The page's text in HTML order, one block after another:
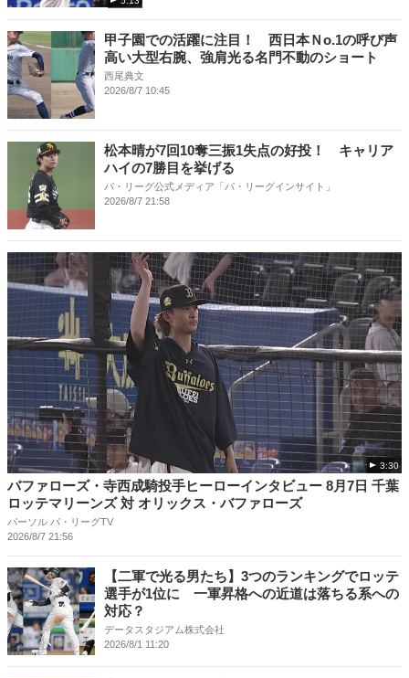
甲子園での活躍に注目！ 西日本Ｎo.1の呼び声
高い大型右腕、強肩光る名門不動のショート
西尾典文
2026/8/7 10:45
松本晴が7回10奪三振1失点の好投！ キャリア
ハイの7勝目を挙げる
パ・リーグ公式メディア「パ・リーグインサイト」
2026/8/7 21:58
3:30
バファローズ・寺西成騎投手ヒーローインタビュー 8月7日 千葉
ロッテマリーンズ 対 オリックス・バファローズ
パーソル パ・リーグTV
2026/8/7 21:56
【二軍で光る男たち】3つのランキングでロッテ
選手が1位に 一軍昇格への近道は落ちる系への
対応？
データスタジアム株式会社
2026/8/1 11:20